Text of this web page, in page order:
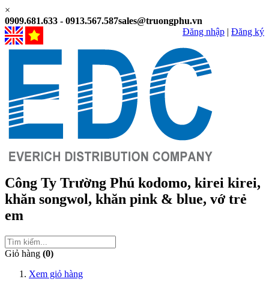
×
0909.681.633 - 0913.567.587sales@truongphu.vn
Đăng nhập | Đăng ký
Công Ty Trường Phú kodomo, kirei kirei,
khăn songwol, khăn pink & blue, vớ trẻ
em
Giỏ hàng (0)
Xem giỏ hàng